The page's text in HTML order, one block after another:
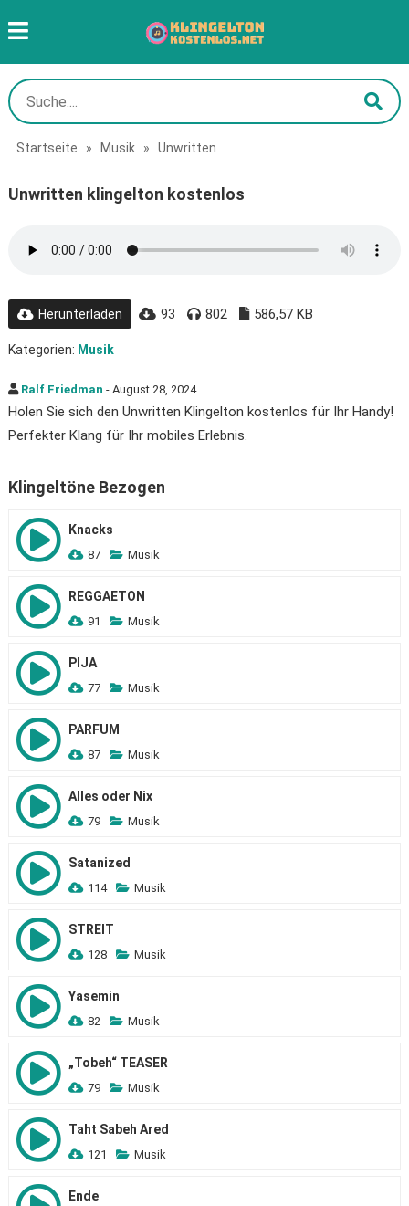
Startseite » Musik » Unwritten
Unwritten klingelton kostenlos
Herunterladen 93 802 586,57 KB
Kategorien: Musik
Ralf Friedman - August 28, 2024
Holen Sie sich den Unwritten Klingelton kostenlos für Ihr Handy!
Perfekter Klang für Ihr mobiles Erlebnis.
Klingeltöne Bezogen
Knacks
87 Musik
REGGAETON
91 Musik
PIJA
77 Musik
PARFUM
87 Musik
Alles oder Nix
79 Musik
Satanized
114 Musik
STREIT
128 Musik
Yasemin
82 Musik
„Tobeh“ TEASER
79 Musik
Taht Sabeh Ared
121 Musik
Ende